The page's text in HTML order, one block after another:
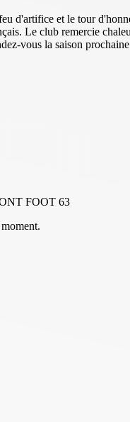
d'artifice et le tour
Le club remercie
vous la saison
FOOT 63